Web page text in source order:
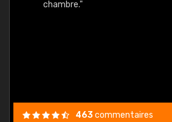
chambre."
463commentaires